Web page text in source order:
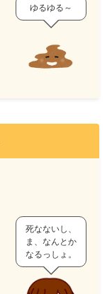
ゆるゆる～
死なないし、
ま、なんとか
なるっしょ。